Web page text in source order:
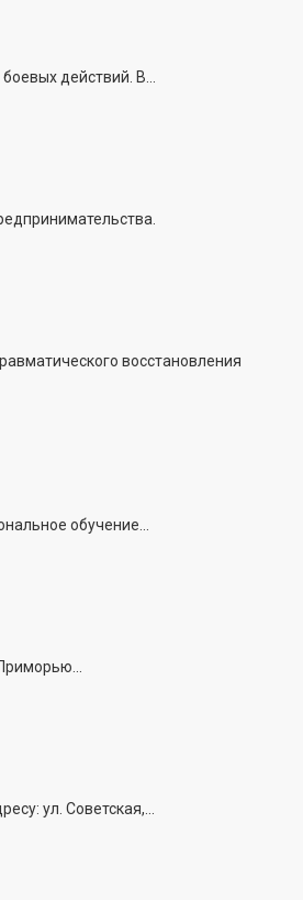
действий. В...
восстановления
обучение...
ул. Советская,...